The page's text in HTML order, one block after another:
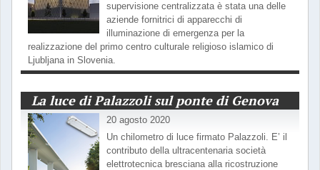
supervisione centralizzata è stata una delle
aziende fornitrici di apparecchi di
illuminazione di emergenza per la
realizzazione del primo centro culturale religioso islamico di
Ljubljana in Slovenia.
La luce di Palazzoli sul ponte di Genova
20 agosto 2020
Un chilometro di luce firmato Palazzoli. E’ il
contributo della ultracentenaria società
elettrotecnica bresciana alla ricostruzione